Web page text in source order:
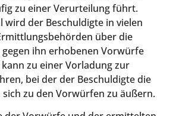
zu einer Verurteilung führt.
wird der Beschuldigte in vielen
über die
gegen ihn erhobenen Vorwürfe
zu einer Vorladung zur
bei der der Beschuldigte die
zu den Vorwürfen zu äußern.